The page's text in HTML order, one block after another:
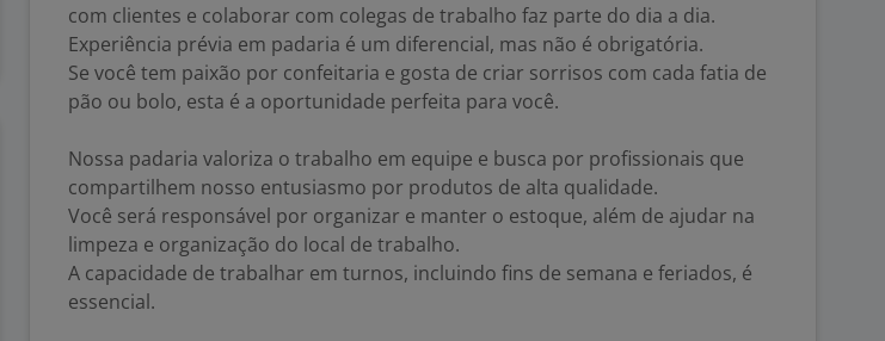
com clientes e colaborar com colegas de trabalho faz parte do dia a dia.
Experiência prévia em padaria é um diferencial, mas não é obrigatória.
Se você tem paixão por confeitaria e gosta de criar sorrisos com cada fatia de
pão ou bolo, esta é a oportunidade perfeita para você.
Nossa padaria valoriza o trabalho em equipe e busca por profissionais que
compartilhem nosso entusiasmo por produtos de alta qualidade.
Você será responsável por organizar e manter o estoque, além de ajudar na
limpeza e organização do local de trabalho.
A capacidade de trabalhar em turnos, incluindo fins de semana e feriados, é
essencial.